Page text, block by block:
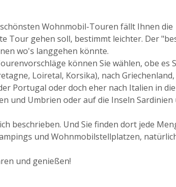
Wohnmobil-Touren fällt Ihnen die
Tour gehen soll, bestimmt leichter. Der
wo's langgehen könnte.
können Sie wählen, obe es
Loiretal, Korsika), nach Griechenland,
Portugal oder doch eher nach Italien in die
und Umbrien oder auf die Inseln Sardinien
beschrieben. Und Sie finden dort jede
und Wohnmobilstellplatzen,
und genießen!